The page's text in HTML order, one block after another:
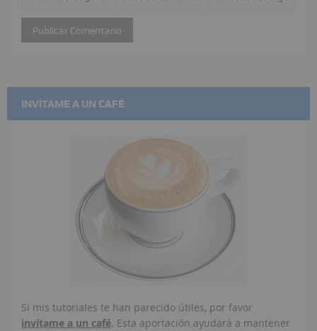
INVÍTAME A UN CAFÉ
Si mis tutoriales te han parecido útiles, por favor
invítame a un café. Esta aportación ayudará a mantener